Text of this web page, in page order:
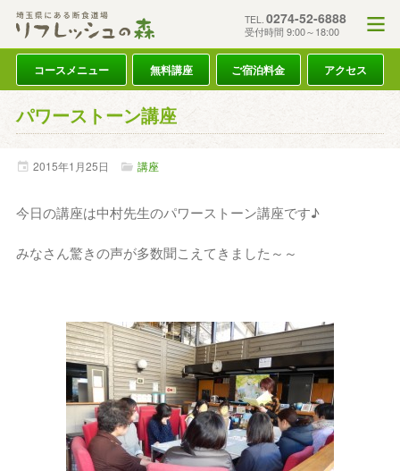
TEL. 0274-52-6888
受付時間 9:00～18:00
コースメニュー 無料講座 ご宿泊料金 アクセス
パワーストーン講座
2015年1月25日 講座
今日の講座は中村先生のパワーストーン講座です♪
みなさん驚きの声が多数聞こえてきました～～